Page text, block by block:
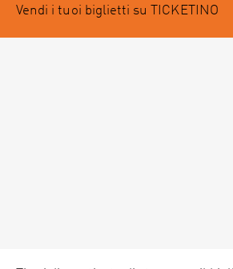
Vendi i tuoi biglietti su TICKETINO